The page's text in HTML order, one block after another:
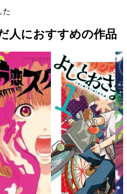
た
人におすすめの作品